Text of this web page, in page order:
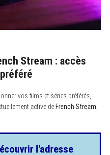
Stream : accès
vos films et séries préférés,
active de French Stream
l'adresse